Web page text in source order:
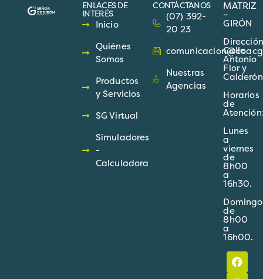
ENLACES DE
INTERÉS
Inicio
Quiénes
Somos
Productos
y Servicios
SG Virtual
Simuladores
-
Calculadora
CONTÁCTANOS
(07) 392-
20 23
Nuestras
Agencias
MATRIZ
–
GIRÓN
Calle
Antonio
Flor y
Calderón
Horarios
de
Lunes
a
viernes
de
8h00
a
16h30.
de
8h00
a
16h00.